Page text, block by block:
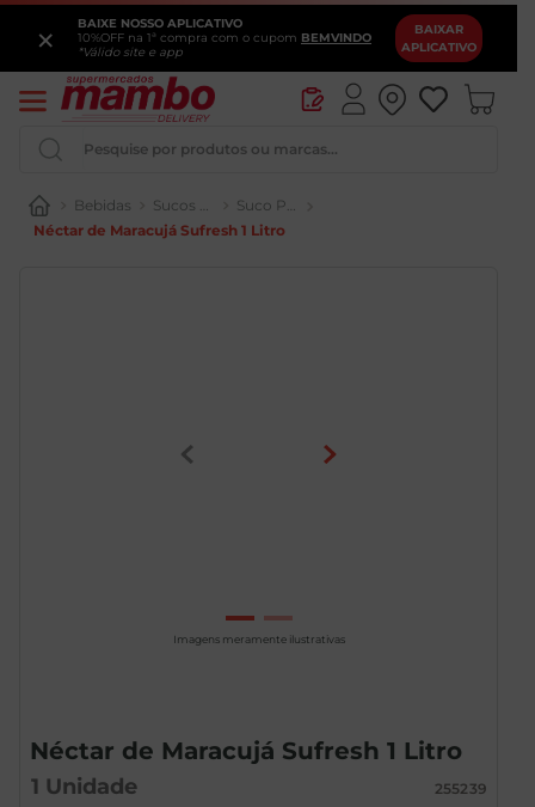
BAIXE NOSSO APLICATIVO
10%OFF na 1ª compra com o cupom BEMVINDO
*Válido site e app
BAIXAR
APLICATIVO
×
Pesquise por produtos ou marcas...
Bebidas Sucos e Refrescos
Suco Pronto
Néctar de Maracujá Sufresh 1 Litro
Imagens meramente ilustrativas
Néctar de Maracujá Sufresh 1 Litro
1 Unidade 255239
Queijo